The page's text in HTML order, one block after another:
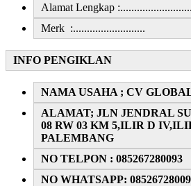
Alamat Lengkap :..........................
Merk :..........................
INFO PENGIKLAN
NAMA USAHA ; CV
ALAMAT; JLN JENDRAL
08 RW 03 KM 5,ILIR D
PALEMBANG
NO TELPON : 085267280093
NO WHATSAPP: